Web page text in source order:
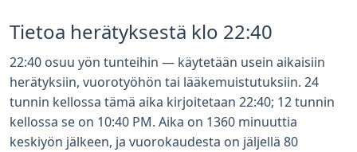
Tietoa herätyksestä klo 22:40
22:40 osuu yön tunteihin — käytetään usein aikaisiin
herätyksiin, vuorotyöhön tai lääkemuistutuksiin. 24
tunnin kellossa tämä aika kirjoitetaan 22:40; 12 tunnin
kellossa se on 10:40 PM. Aika on 1360 minuuttia
keskiyön jälkeen, ja vuorokaudesta on jäljellä 80